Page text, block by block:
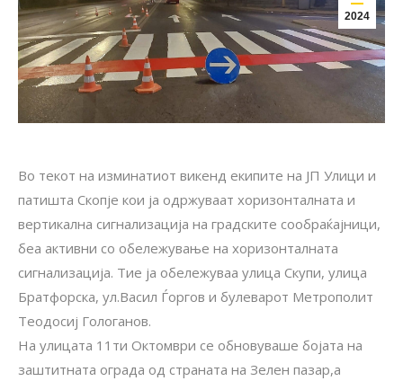
2024
Во текот на изминатиот викенд екипите на ЈП Улици и
патишта Скопје кои ја одржуваат хоризонталната и
вертикална сигнализација на градските сообраќајници,
беа активни со обележување на хоризонталната
сигнализација. Тие ја обележуваа улица Скупи, улица
Братфорска, ул.Васил Ѓоргов и булеварот Метрополит
Теодосиј Гологанов.
На улицата 11ти Октомври се обновуваше бојата на
заштитната ограда од страната на Зелен пазар,а